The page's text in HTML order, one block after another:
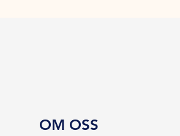
OM OSS